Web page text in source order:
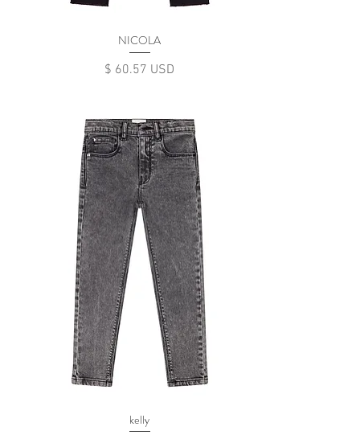
NICOLA
Цена
$ 60.57 USD
kelly